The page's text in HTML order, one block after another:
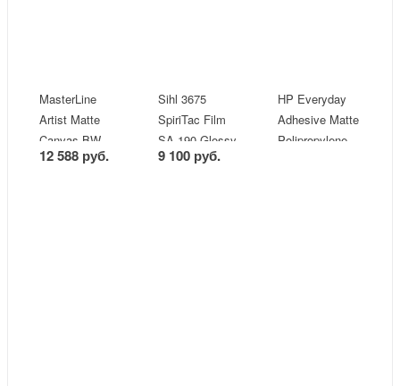
MasterLine
Artist Matte
Canvas BW
410gsm
12 588 руб.
Sihl 3675
SpiriTac Film
SA 190 Glossy
9 100 руб.
HP Everyday
Adhesive Matte
Polipropylene